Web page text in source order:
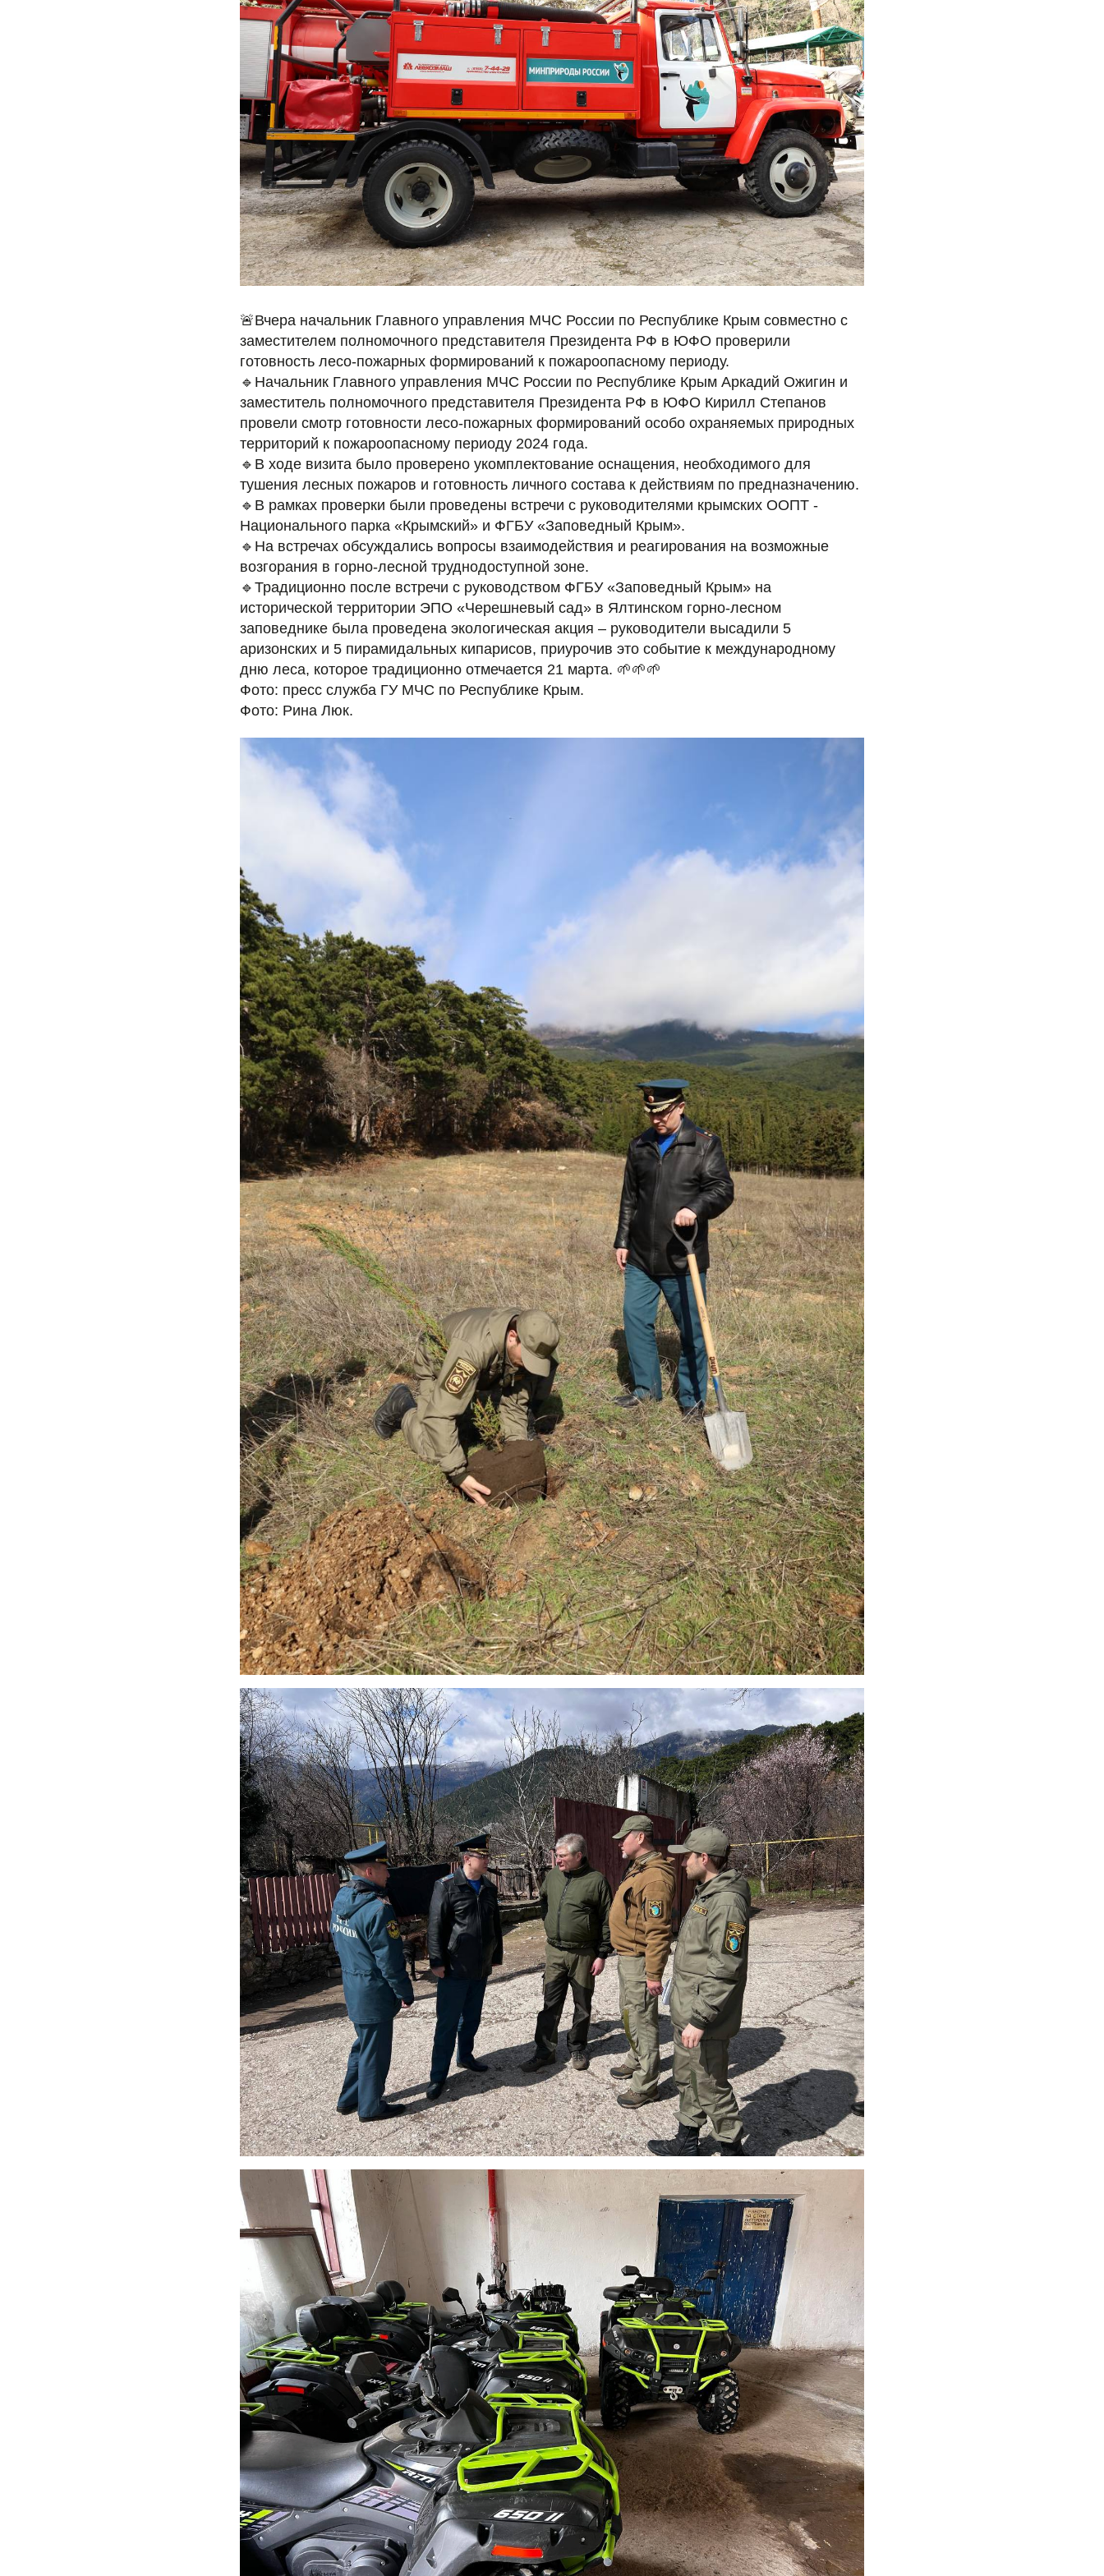
🚨Вчера начальник Главного управления МЧС России по Республике Крым совместно с
заместителем полномочного представителя Президента РФ в ЮФО проверили
готовность лесо-пожарных формирований к пожароопасному периоду.
🔹Начальник Главного управления МЧС России по Республике Крым Аркадий Ожигин и
заместитель полномочного представителя Президента РФ в ЮФО Кирилл Степанов
провели смотр готовности лесо-пожарных формирований особо охраняемых природных
территорий к пожароопасному периоду 2024 года.
🔹В ходе визита было проверено укомплектование оснащения, необходимого для
тушения лесных пожаров и готовность личного состава к действиям по предназначению.
🔹В рамках проверки были проведены встречи с руководителями крымских ООПТ -
Национального парка «Крымский» и ФГБУ «Заповедный Крым».
🔹На встречах обсуждались вопросы взаимодействия и реагирования на возможные
возгорания в горно-лесной труднодоступной зоне.
🔹Традиционно после встречи с руководством ФГБУ «Заповедный Крым» на
исторической территории ЭПО «Черешневый сад» в Ялтинском горно-лесном
заповеднике была проведена экологическая акция – руководители высадили 5
аризонских и 5 пирамидальных кипарисов, приурочив это событие к международному
дню леса, которое традиционно отмечается 21 марта. 🌱🌱🌱
Фото: пресс служба ГУ МЧС по Республике Крым.
Фото: Рина Люк.